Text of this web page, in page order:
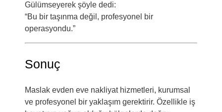
Gülümseyerek şöyle dedi:
“Bu bir taşınma değil, profesyonel bir
operasyondu.”
Sonuç
Maslak evden eve nakliyat hizmetleri, kurumsal
ve profesyonel bir yaklaşım gerektirir. Özellikle iş